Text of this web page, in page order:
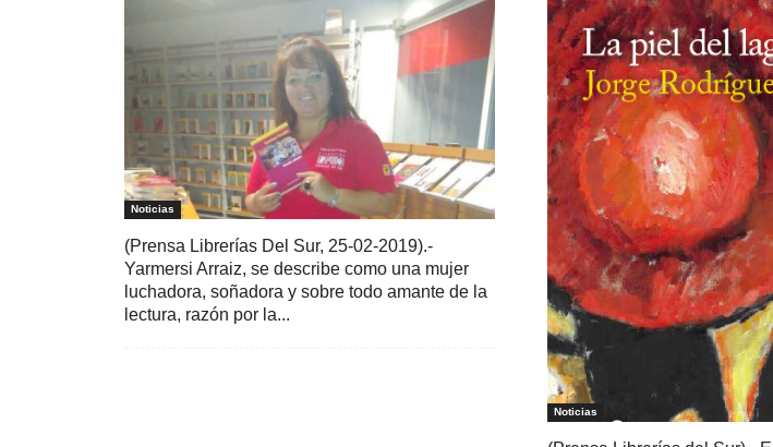
Noticias
(Prensa Librerías Del Sur, 25-02-2019).-
Yarmersi Arraiz, se describe como una mujer
luchadora, soñadora y sobre todo amante de la
lectura, razón por la...
Noticias